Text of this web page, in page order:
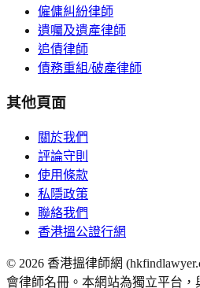
僱傭糾紛律師
遺囑及遺產律師
追債律師
債務重組/破產律師
其他頁面
關於我們
評論守則
使用條款
私隱政策
聯絡我們
香港搵公證行網
© 2026 香港搵律師網
會律師名冊。本網站為獨立平台，